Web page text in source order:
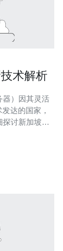
术解析
器）因其灵活
达的国家，
讨新加坡的
户希望通过